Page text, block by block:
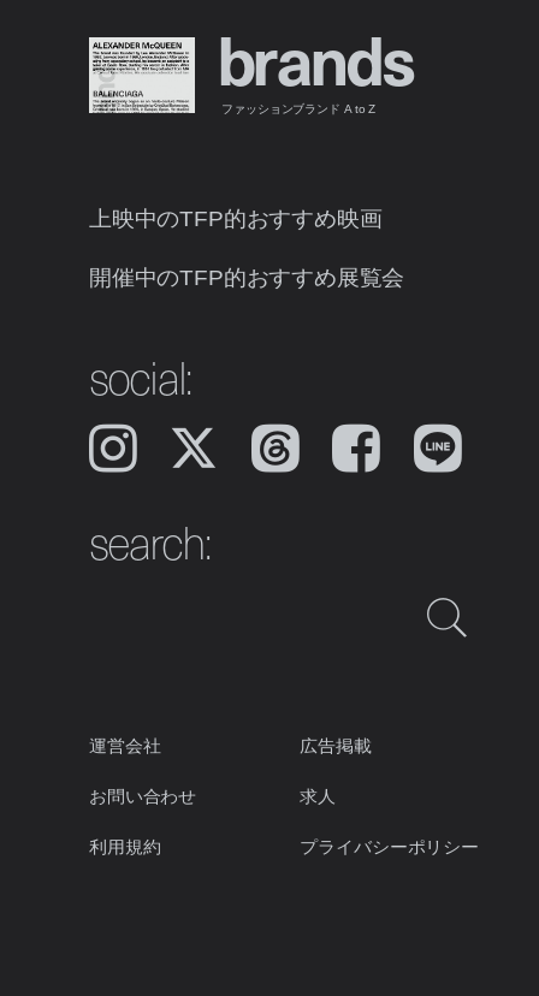
brands
ファッションブランド A to Z
上映中のTFP的おすすめ映画
開催中のTFP的おすすめ展覧会
social:
Instagram 𝕏 Threads Facebook LINE
search:
運営会社 広告掲載
お問い合わせ 求人
利用規約 プライバシーポリシー